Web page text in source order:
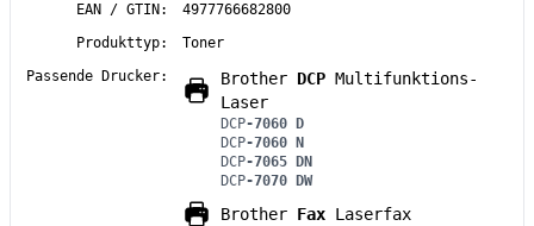
EAN / GTIN:
4977766682800
Produkttyp:
Toner
Passende Drucker:
Brother DCP Multifunktions-
Laser
DCP-7060 D
DCP-7060 N
DCP-7065 DN
DCP-7070 DW
Brother Fax Laserfax